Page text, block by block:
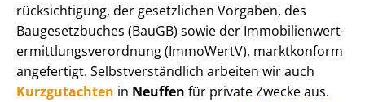
rück­sich­ti­gung, der gesetzlichen Vorgaben, des
Baugesetzbuches (BauGB) sowie der Im­mo­bi­li­en­wert­
ermitt­lungs­ver­ord­nung (ImmoWertV), marktkonform
angefertigt. Selbst­ver­ständ­lich arbeiten wir auch
Kurzgutachten in Neuffen für private Zwecke aus.